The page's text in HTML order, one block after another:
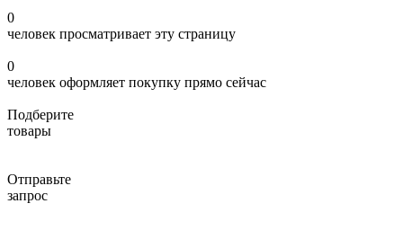
0
человек просматривает эту страницу
0
человек оформляет покупку прямо сейчас
Подберите
товары
Отправьте
запрос